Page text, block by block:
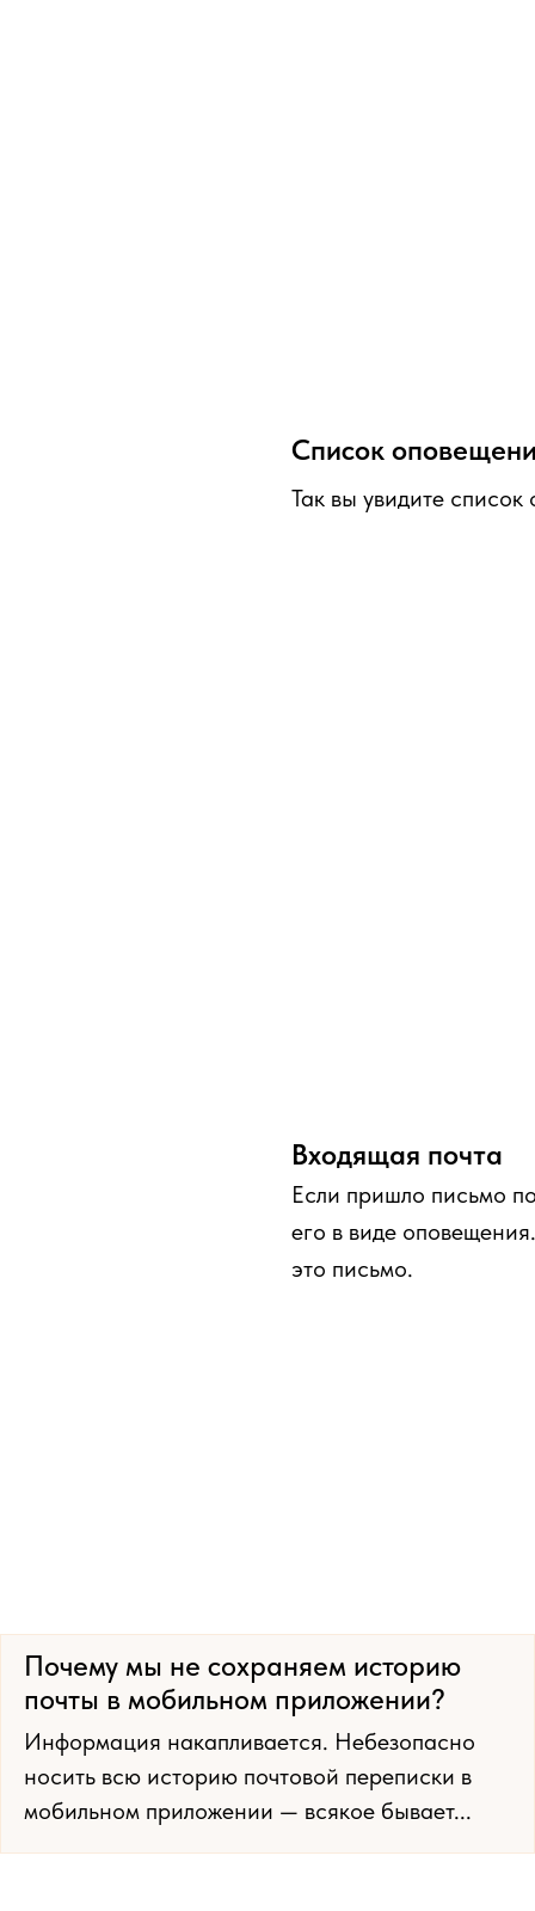
Так вы увидите
Список
Если пришло письмо
его в виде
это письмо.
Входящая почта
Почему мы не сохраняем историю
почты в мобильном приложении?
Информация накапливается. Небезопасно
носить всю историю почтовой переписки в
мобильном приложении — всякое бывает...